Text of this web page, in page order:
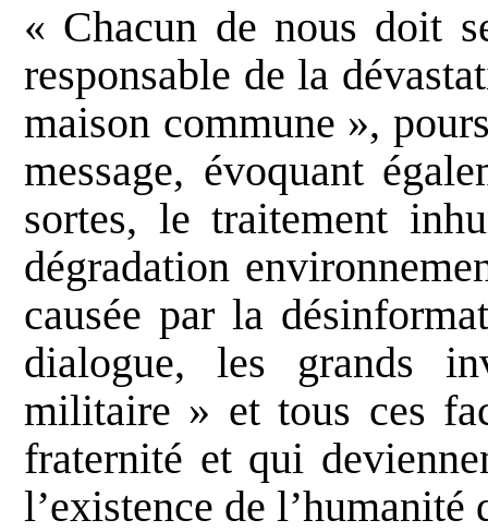
« Chacun de nous doit
responsable de la
maison commune »,
message, évoquant
sortes, le traitement
dégradation
causée par la
dialogue, les grands
militaire » et tous ces
fraternité et qui
l’existence de l’humanité